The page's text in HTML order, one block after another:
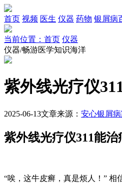
首页 视频 医生 仪器 药物 银屑病
当前位置：首页 仪器
仪器/畅游医学知识海洋
紫外线光疗仪
2025-06-13文章来源： 安心银屑病
紫外线光疗仪311能
“唉，这牛皮癣，真是烦人！”